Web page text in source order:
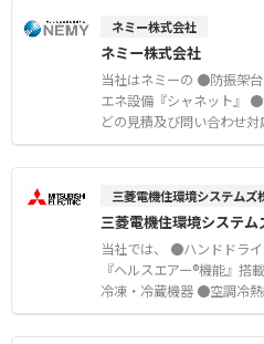
ネミー株式会社
ネミー株式会社
当社はネミーの ●防振架
エネ設備『シャネット』
どの見積及び問い合わせ
合わせください。
三菱電機住環境システムズ
三菱電機住環境システム
当社では、 ●ハンドドラ
『ヘルスエアー®機能』搭
冷凍・冷蔵機器 ●空調冷
パッケージエアコン ●空
エコキュート ●ルームエ